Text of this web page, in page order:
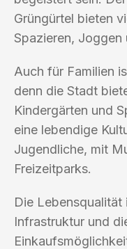
Grüngürtel bieten
Spazieren, Joggen
Auch für Familien
denn die Stadt
Kindergärten und
eine lebendige
Jugendliche, mit
Freizeitparks.
Die
Infrastruktur und